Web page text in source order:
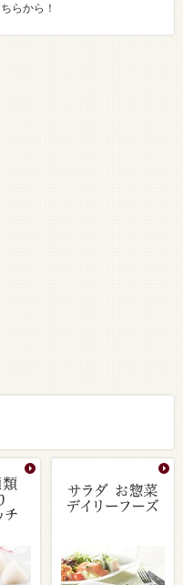
ちらから！